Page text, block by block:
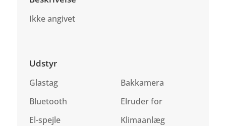
Ikke angivet
Udstyr
Glastag
Bakkamera
Bluetooth
Elruder for
El-spejle
Klimaanlæg